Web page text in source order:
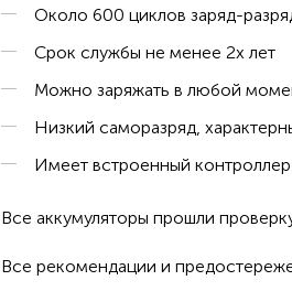
Около 600 циклов заряд-
Срок службы не менее 2х лет
Можно заряжать в любой
Низкий саморазряд,
Имеет встроенный
Все аккумуляторы прошли
Все рекомендации и